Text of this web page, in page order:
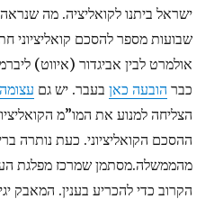
ישראל ביתנו לקואליציה. מה
שבועות מספר להסכם קואליציוני
אולמרט לבין אביגדור (איווט)
כבר הובעה כאן בעבר. יש גם עצומה
הצליחה למנוע את המו”מ
ההסכם הקואליציוני. כעת נותרה
מהממשלה.מסתמן שמרכז מפלגת
הקרוב כדי להכריע בענין. המאבק